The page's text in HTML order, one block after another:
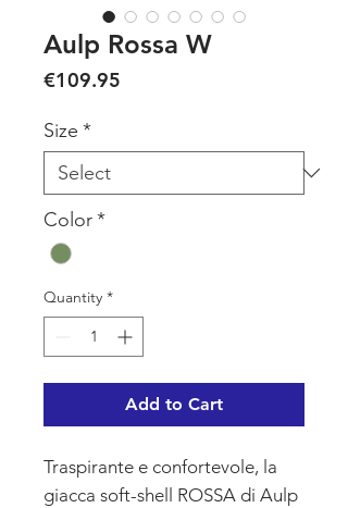
Aulp Rossa W
€109.95
Size *
Color*
Quantity *
Add to Cart
Traspirante e confortevole, la
giacca soft-shell ROSSA di Aulp